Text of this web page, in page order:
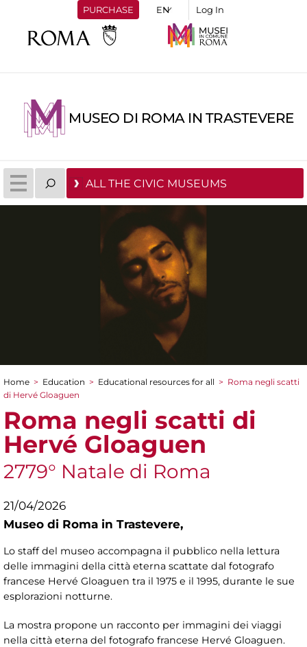
PURCHASE Log In
MUSEO DI ROMA IN TRASTEVERE
ALL THE CIVIC MUSEUMS
You are here
Home > Education > Educational resources for all > Roma negli scatti
di Hervé Gloaguen
Roma negli scatti di
Hervé Gloaguen
2779° Natale di Roma
21/04/2026
Museo di Roma in Trastevere,
Lo staff del museo accompagna il pubblico nella lettura
delle immagini della città eterna scattate dal fotografo
francese Hervé Gloaguen tra il 1975 e il 1995, durante le sue
esplorazioni notturne.
La mostra propone un racconto per immagini dei viaggi
nella città eterna del fotografo francese Hervé Gloaguen.